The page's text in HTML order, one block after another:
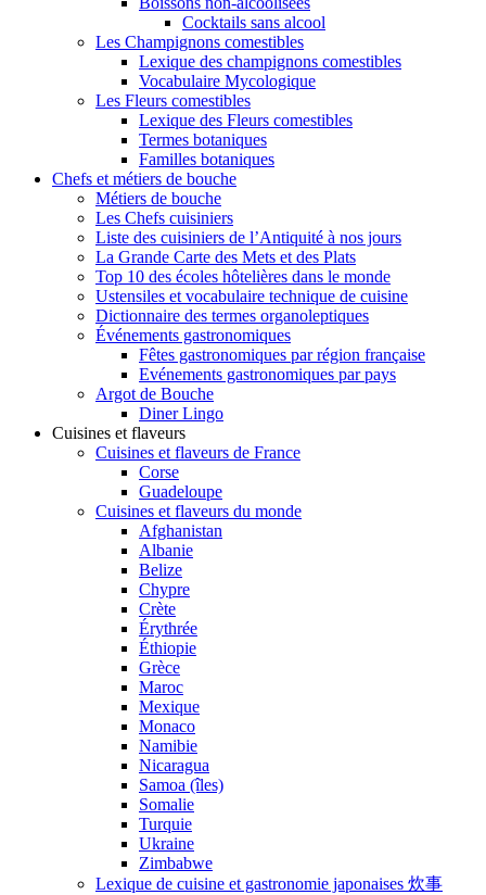
Cocktails sans alcool
Les Champignons comestibles
Lexique des champignons comestibles
Vocabulaire Mycologique
Les Fleurs comestibles
Lexique des Fleurs comestibles
Termes botaniques
Familles botaniques
Chefs et métiers de bouche
Métiers de bouche
Les Chefs cuisiniers
Liste des cuisiniers de l’Antiquité à nos jours
La Grande Carte des Mets et des Plats
Top 10 des écoles hôtelières dans le monde
Ustensiles et vocabulaire technique de cuisine
Dictionnaire des termes organoleptiques
Événements gastronomiques
Fêtes gastronomiques par région française
Evénements gastronomiques par pays
Argot de Bouche
Diner Lingo
Cuisines et flaveurs
Cuisines et flaveurs de France
Corse
Guadeloupe
Cuisines et flaveurs du monde
Afghanistan
Albanie
Belize
Chypre
Crète
Érythrée
Éthiopie
Grèce
Maroc
Mexique
Monaco
Namibie
Nicaragua
Samoa (îles)
Somalie
Turquie
Ukraine
Zimbabwe
Lexique de cuisine et gastronomie japonaises 炊事